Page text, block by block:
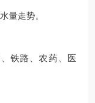
量走势。
铁路、农药、医